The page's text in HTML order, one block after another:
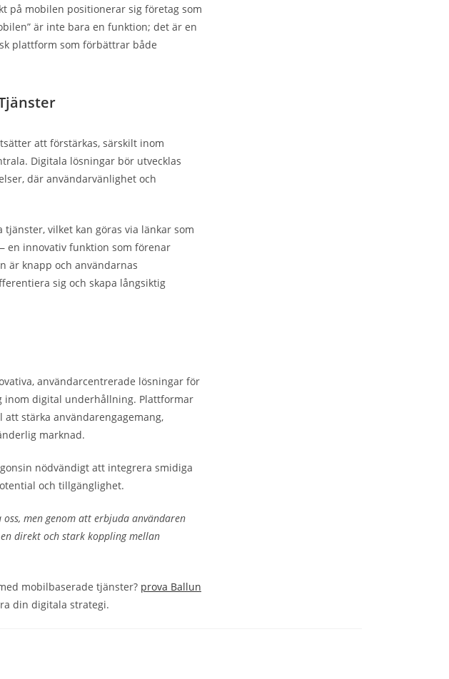
på mobilen positionerar sig företag som
är inte bara en funktion; det är en
plattform som förbättrar både
att förstärkas, särskilt inom
Digitala lösningar bör utvecklas
där användarvänlighet och
vilket kan göras via länkar som
en innovativ funktion som förenar
är knapp och användarnas
sig och skapa långsiktig
användarcentrerade lösningar för
digital underhållning. Plattformar
stärka användarengagemang,
marknad.
nödvändigt att integrera smidiga
och tillgänglighet.
men genom att erbjuda användaren
direkt och stark koppling mellan
mobilbaserade tjänster? prova Ballun
din digitala strategi.